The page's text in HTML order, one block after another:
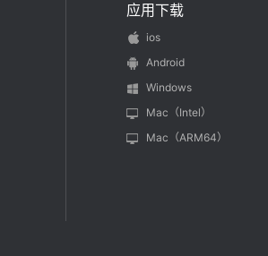
应用下载
ios
Android
Windows
Mac（Intel）
Mac（ARM64）